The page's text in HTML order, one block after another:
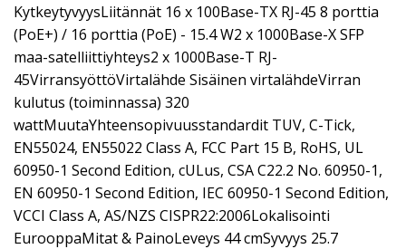
KytkeytyvyysLiitännät 16 x 100Base-TX RJ-45 8 porttia
(PoE+) / 16 porttia (PoE) - 15.4 W2 x 1000Base-X SFP
maa-satelliittiyhteys2 x 1000Base-T RJ-
45VirransyöttöVirtalähde Sisäinen virtalähdeVirran
kulutus (toiminnassa) 320
wattMuutaYhteensopivuusstandardit TUV, C-Tick,
EN55024, EN55022 Class A, FCC Part 15 B, RoHS, UL
60950-1 Second Edition, cULus, CSA C22.2 No. 60950-1,
EN 60950-1 Second Edition, IEC 60950-1 Second Edition,
VCCI Class A, AS/NZS CISPR22:2006Lokalisointi
EurooppaMitat & PainoLeveys 44 cmSyvyys 25.7